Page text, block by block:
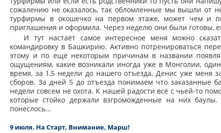
сожалению не оказалось, так обломленные мы вышли от
турфирмы в окошечко на первом этаже, может чем и
приглашения и оформила. Через неделю они были готовы,
И тут настаёт самое интересное меня можно
командировку в Башкирию. Активно потренироваться
этому и по ещё некоторым причинам в названии
ощущениям, какие возникали иногда уже в Монголии,
время, за 1,5 недели до нашего отъезда, Денис уже меня
сборов. За дней 5 до отъезда понимаем что заказанные
недели совсем не охота. К нашей радости всё с чьей-то
которые стойко держали взгроможденные на них
понеслось...
9 июля. На Старт, Внимание, Марш!